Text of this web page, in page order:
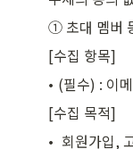
① 초대 멤버
[수집 항목]
𑇐 (필수) : 이
[수집 목적]
𑇐  회원가입,